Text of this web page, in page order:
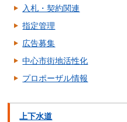
入札・契約関連
指定管理
広告募集
中心市街地活性化
プロポーザル情報
上下水道